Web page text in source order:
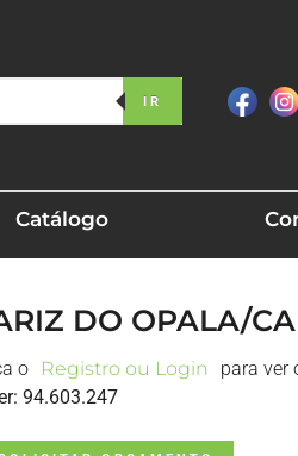
IR
Catálogo
DO OPALA/
o Registro ou Login
para ver
94.603.247